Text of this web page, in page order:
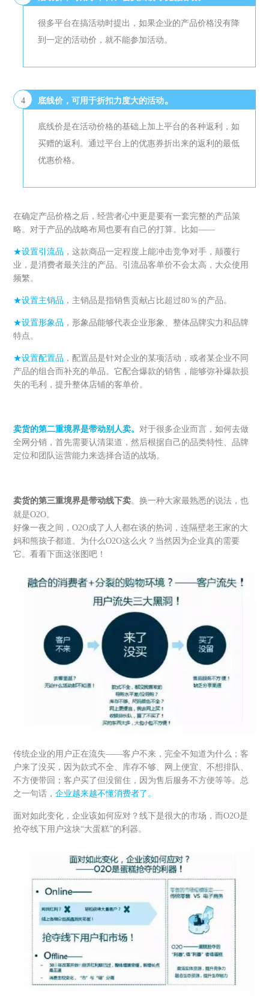
很多平台在搞活动时提出，如果企业的产品价格没有降
到一定的活动价，就不能参加活动。
4 底线价，可用于折扣力度大的活动。
底线价是在活动价格的基础上加上平台的各种返利，如
买赠的返利。通过平台上的优惠券折出来的返利的最低
优惠价格。
在确定产品价格之后，经营者心中更是要有一套完整的产品策
略。对于产品的战略布局也要有自己的打算。比如——
★设置引流品 ，这款商品一定程度上能冲击竞争对手，颠覆行
业，是消费者最关注的产品。引流品客单价不会太高，大众使用
频繁。
★设置主销品 ，主销品是指销售贡献占比超过80％的产品。
★设置形象品 ，形象品能够代表企业形象、整体品牌实力和品牌
特点。
★设置配置品 ，配置品是针对企业的某项活动，或者某企业不同
产品的组合而补充的单品。它配合爆款的销售，能够弥补爆款损
失的毛利，提升整体店铺的客单价。
卖货的第二重境界是带动别人卖。 对于很多企业而言，如何去做
全网分销，首先需要认清渠道，然后根据自己的品类特性、品牌
定位和团队运营能力来选择合适的战场。
卖货的第三重境界是带动线下卖。换一种大家最熟悉的说法，也
就是O2O。
好像一夜之间，O2O成了人人都在谈的热词，连隔壁老王家的大
妈和熊孩子都道。为什么O2O这么火？当然因为企业真的需要
它。看看下面这张图吧！
传统企业的用户正在流失——客户不来，完全不知道为什么；客
户来了没买，因为款式不全、库存不够、网上便宜、不想排队、
不方便带回；客户买了但没留住，因为售后服务不方便等等。总
之一句话，企业越来越不懂消费者了。
面对如此变化，企业该如何应对？线下是很大的市场，而O2O是
抢夺线下用户这块“大蛋糕”的利器。